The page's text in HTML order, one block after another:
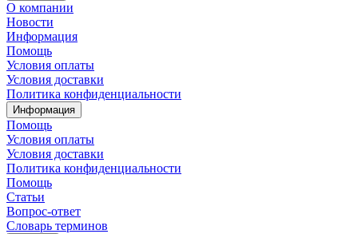
О компании
Новости
Информация
Помощь
Условия оплаты
Условия доставки
Политика конфиденциальности
Информация
Помощь
Условия оплаты
Условия доставки
Политика конфиденциальности
Помощь
Статьи
Вопрос-ответ
Словарь терминов